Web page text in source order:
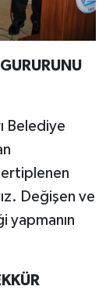
Belediye
Değişen ve
yapmanın